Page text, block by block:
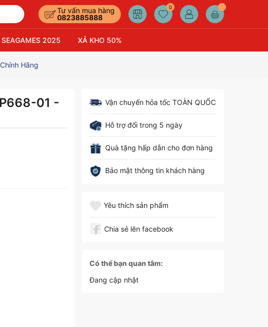
Tư vấn mua hàng
0823885888
0
SEAGAMES 2025 XẢ KHO 50%
Hãng
01 -
Vận chuyển hỏa tốc TOÀN QUỐC
Hỗ trợ đổi trong 5 ngày
Quà tặng hấp dẫn cho đơn hàng
Bảo mật thông tin khách hàng
Yêu thích sản phẩm
Chia sẻ lên facebook
Có thể bạn quan tâm:
Đang cập nhật